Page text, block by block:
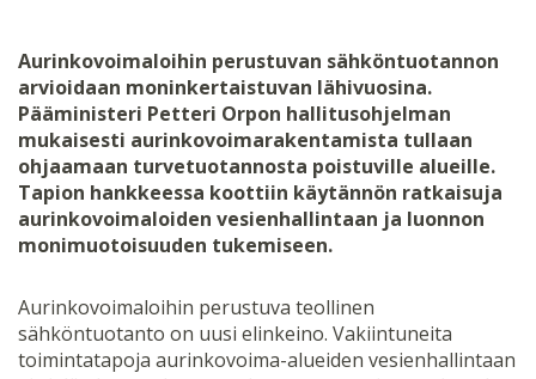
Aurinkovoimaloihin perustuvan sähköntuotannon
arvioidaan moninkertaistuvan lähivuosina.
Pääministeri Petteri Orpon hallitusohjelman
mukaisesti aurinkovoimarakentamista tullaan
ohjaamaan turvetuotannosta poistuville alueille.
Tapion hankkeessa koottiin käytännön ratkaisuja
aurinkovoimaloiden vesienhallintaan ja luonnon
monimuotoisuuden tukemiseen.
Aurinkovoimaloihin perustuva teollinen
sähköntuotanto on uusi elinkeino. Vakiintuneita
toimintatapoja aurinkovoima-alueiden vesienhallintaan